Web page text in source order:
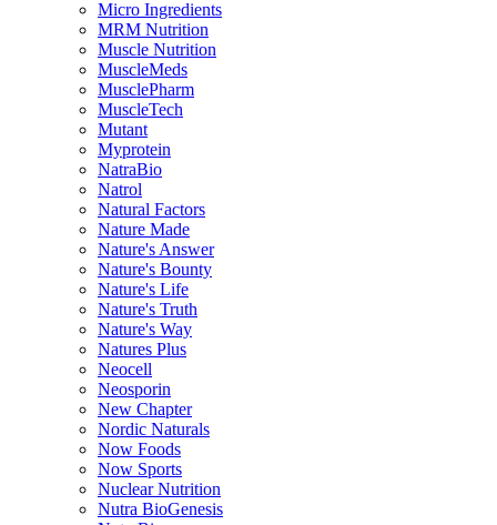
Micro Ingredients
MRM Nutrition
Muscle Nutrition
MuscleMeds
MusclePharm
MuscleTech
Mutant
Myprotein
NatraBio
Natrol
Natural Factors
Nature Made
Nature's Answer
Nature's Bounty
Nature's Life
Nature's Truth
Nature's Way
Natures Plus
Neocell
Neosporin
New Chapter
Nordic Naturals
Now Foods
Now Sports
Nuclear Nutrition
Nutra BioGenesis